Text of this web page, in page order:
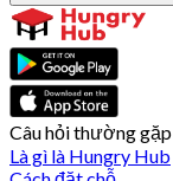
Câu hỏi thường gặp
Là gì là Hungry Hub